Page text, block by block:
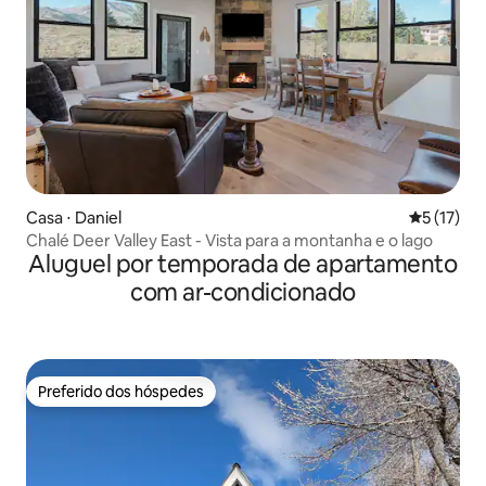
Casa ⋅ Daniel 5 de uma
5 (17)
Chalé Deer Valley East - Vista para a montanha e o lago
Aluguel por temporada de apartamento
com ar-condicionado
Preferido dos hóspedes
Preferido dos hóspedes